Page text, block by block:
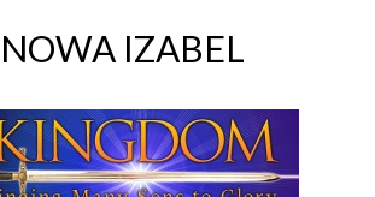
NOWA IZABEL